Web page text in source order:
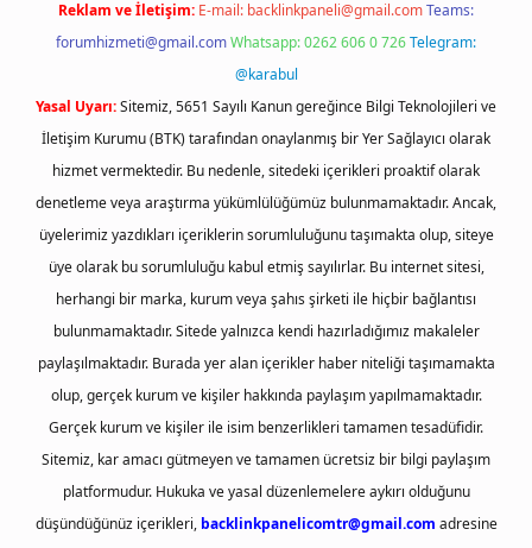
Reklam ve İletişim: E-mail: backlinkpaneli@gmail.comTeams:
forumhizmeti@gmail.comWhatsapp: 0262 606 0 726Telegram:
@karabul
Yasal Uyarı:Sitemiz, 5651 Sayılı Kanun gereğince Bilgi Teknolojileri ve
İletişim Kurumu (BTK) tarafından onaylanmış bir Yer Sağlayıcı olarak
hizmet vermektedir. Bu nedenle, sitedeki içerikleri proaktif olarak
denetleme veya araştırma yükümlülüğümüz bulunmamaktadır. Ancak,
üyelerimiz yazdıkları içeriklerin sorumluluğunu taşımakta olup, siteye
üye olarak bu sorumluluğu kabul etmiş sayılırlar. Bu internet sitesi,
herhangi bir marka, kurum veya şahıs şirketi ile hiçbir bağlantısı
bulunmamaktadır. Sitede yalnızca kendi hazırladığımız makaleler
paylaşılmaktadır. Burada yer alan içerikler haber niteliği taşımamakta
olup, gerçek kurum ve kişiler hakkında paylaşım yapılmamaktadır.
Gerçek kurum ve kişiler ile isim benzerlikleri tamamen tesadüfidir.
Sitemiz, kar amacı gütmeyen ve tamamen ücretsiz bir bilgi paylaşım
platformudur. Hukuka ve yasal düzenlemelere aykırı olduğunu
düşündüğünüz içerikleri, backlinkpanelicomtr@gmail.com adresine